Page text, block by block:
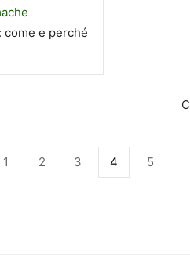
come e perché
1 2 3 4 5